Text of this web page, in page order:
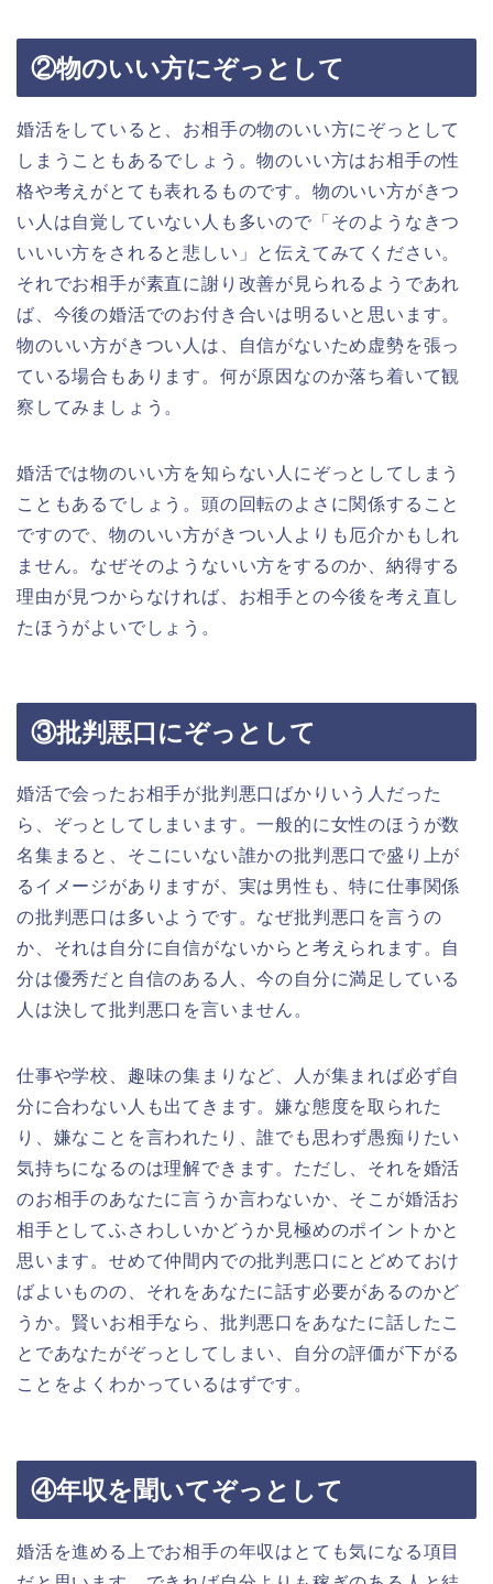
②物のいい方にぞっとして
婚活をしていると、お相手の物のいい方にぞっとして
しまうこともあるでしょう。物のいい方はお相手の性
格や考えがとても表れるものです。物のいい方がきつ
い人は自覚していない人も多いので「そのようなきつ
いいい方をされると悲しい」と伝えてみてください。
それでお相手が素直に謝り改善が見られるようであれ
ば、今後の婚活でのお付き合いは明るいと思います。
物のいい方がきつい人は、自信がないため虚勢を張っ
ている場合もあります。何が原因なのか落ち着いて観
察してみましょう。
婚活では物のいい方を知らない人にぞっとしてしまう
こともあるでしょう。頭の回転のよさに関係すること
ですので、物のいい方がきつい人よりも厄介かもしれ
ません。なぜそのようないい方をするのか、納得する
理由が見つからなければ、お相手との今後を考え直し
たほうがよいでしょう。
③批判悪口にぞっとして
婚活で会ったお相手が批判悪口ばかりいう人だった
ら、ぞっとしてしまいます。一般的に女性のほうが数
名集まると、そこにいない誰かの批判悪口で盛り上が
るイメージがありますが、実は男性も、特に仕事関係
の批判悪口は多いようです。なぜ批判悪口を言うの
か、それは自分に自信がないからと考えられます。自
分は優秀だと自信のある人、今の自分に満足している
人は決して批判悪口を言いません。
仕事や学校、趣味の集まりなど、人が集まれば必ず自
分に合わない人も出てきます。嫌な態度を取られた
り、嫌なことを言われたり、誰でも思わず愚痴りたい
気持ちになるのは理解できます。ただし、それを婚活
のお相手のあなたに言うか言わないか、そこが婚活お
相手としてふさわしいかどうか見極めのポイントかと
思います。せめて仲間内での批判悪口にとどめておけ
ばよいものの、それをあなたに話す必要があるのかど
うか。賢いお相手なら、批判悪口をあなたに話したこ
とであなたがぞっとしてしまい、自分の評価が下がる
ことをよくわかっているはずです。
④年収を聞いてぞっとして
婚活を進める上でお相手の年収はとても気になる項目